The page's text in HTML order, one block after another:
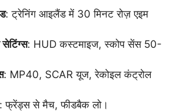
: ट्रेनिंग आइलैंड में 30 मिनट रोज़ एइम
सेटिंग्स: HUD कस्टमाइज, स्कोप सेंस 50-
: MP40, SCAR यूज, रेकोइल कंट्रोल
: फ्रेंड्स से मैच, फीडबैक लो।